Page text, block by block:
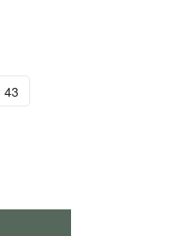
43